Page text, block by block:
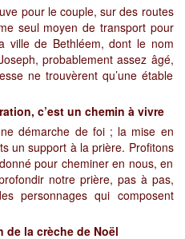
pour le couple, sur des routes
seul moyen de transport pour
ville de Bethléem, dont le nom
probablement assez âgé,
ne trouvèrent qu’une étable
c’est un chemin à vivre
démarche de foi ; la mise en
un support à la prière. Profitons
pour cheminer en nous, en
notre prière, pas à pas,
personnages qui composent
de la crèche de Noël